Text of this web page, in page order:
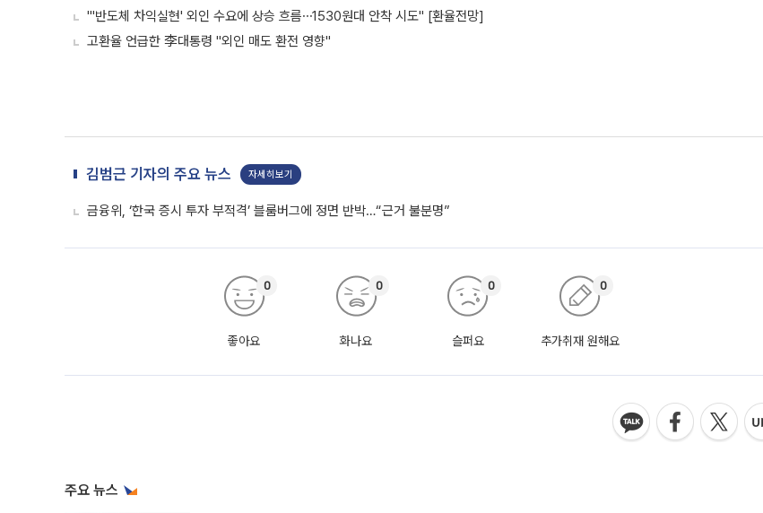
"'반도체 차익실현' 외인 수요에 상승 흐름⋯1530원대 안착 시도" [환율전망]
고환율 언급한 李대통령 "외인 매도 환전 영향"
김범근 기자의 주요 뉴스 자세히보기
금융위, ‘한국 증시 투자 부적격’ 블룸버그에 정면 반박…“근거 불분명”
좋아요
0
화나요
0
슬퍼요
0
추가취재 원해요
0
주요 뉴스